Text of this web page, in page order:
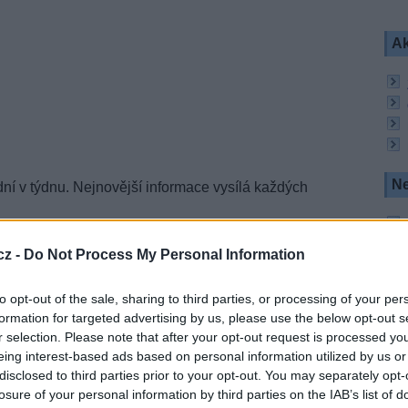
- Do Not Process My Personal Information
opt-out of the sale, sharing to third parties, or processing of your
for targeted advertising by us, please use the below opt-out
selection. Please note that after your opt-out request is processed
interest-based ads based on personal information utilized by us
to third parties prior to your opt-out. You may separately
of your personal information by third parties on the IAB’s list of
v týdnu. Nejnovější informace vysílá každých
Trikolor TV, kteří sledují vysílání ze satelitů
je ve formátu MPEG-4/SD a je součástí
Maximum HD a Zolotaja karta.